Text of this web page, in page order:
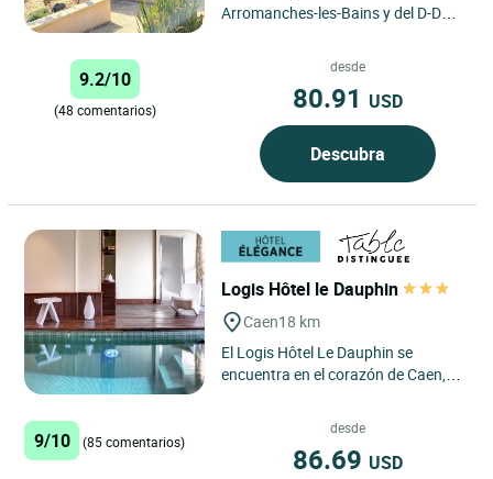
Arromanches-les-Bains y del D-Day
Rosière tiene 24 cómodas
9.2/10
(48 comentarios)
desde
80.91 USD
Descubra
Logis Hôtel le Dauphin
Caen18 km
El Logis Hôtel Le Dauphin se
encuentra en el corazón de Caen,
castillo de Guillermo...
9/10 (85 comentarios)
desde
86.69 USD